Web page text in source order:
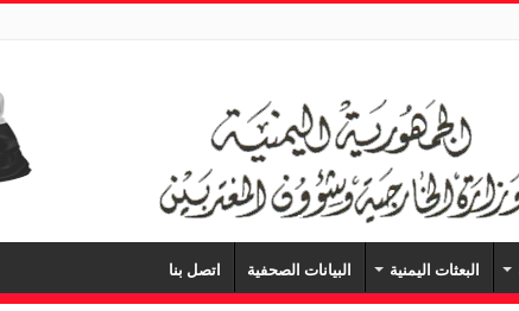
البعثات اليمنية البيانات الصحفية اتصل بنا